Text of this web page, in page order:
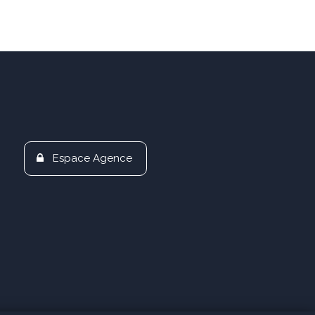
Espace Agence